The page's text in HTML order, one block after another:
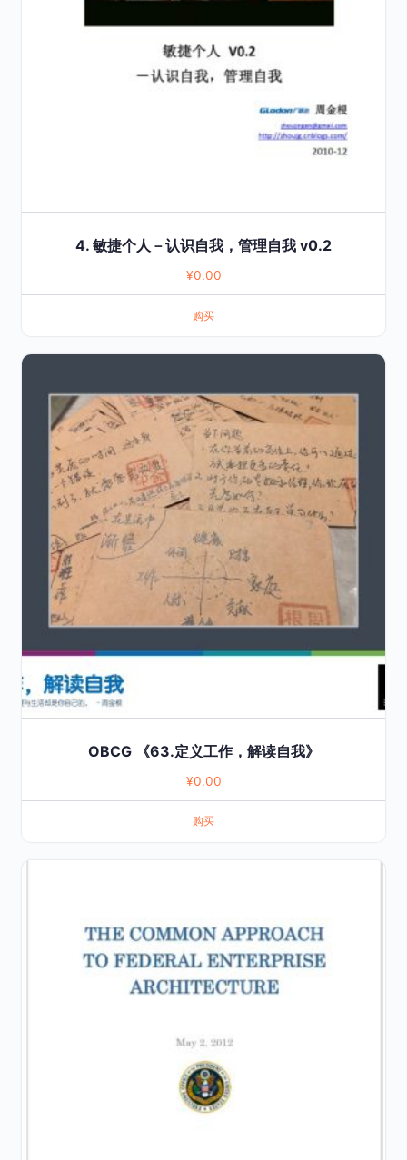
4. 敏捷个人－认识自我，管理自我 v0.2
¥0.00
购买
OBCG 《63.定义工作，解读自我》
¥0.00
购买